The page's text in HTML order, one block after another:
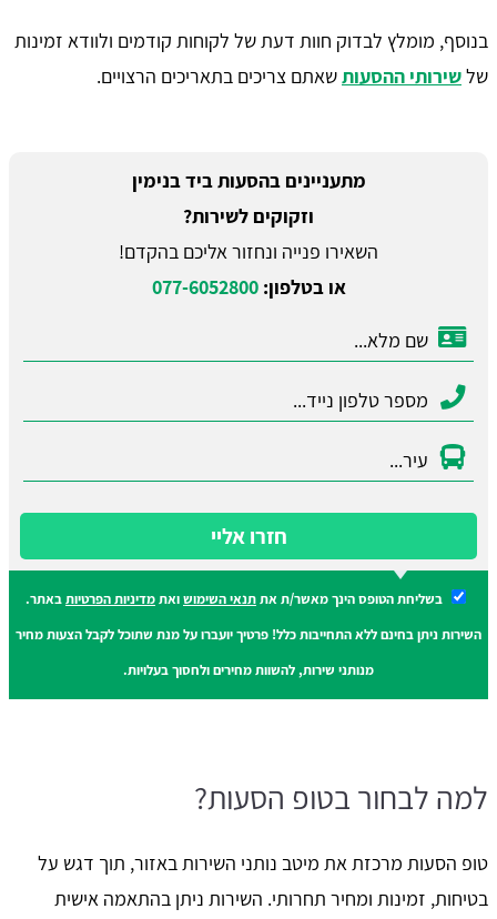
בנוסף, מומלץ לבדוק חוות דעת של לקוחות קודמים ולוודא זמינות
שלשירותי ההסעותשאתם צריכים בתאריכים הרצויים.
מתעניינים בהסעות ביד בנימין
וזקוקים לשירות?
השאירו פנייה ונחזור אליכם בהקדם!
או בטלפון:077-6052800
חזרו אליי
בשליחת הטופס הינך מאשר/ת אתתנאי השימושואתמדיניות הפרטיותבאתר.
השירות ניתן בחינם ללא התחייבות כלל! פרטיך יועברו על מנת שתוכל לקבל הצעות מחיר
מנותני שירות, להשוות מחירים ולחסוך בעלויות.
למה לבחור בטופ הסעות?
טופ הסעות מרכזת את מיטב נותני השירות באזור, תוך דגש על
בטיחות, זמינות ומחיר תחרותי. השירות ניתן בהתאמה אישית